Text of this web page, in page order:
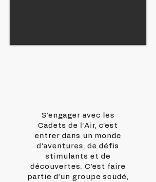
S’engager avec les
Cadets de l’Air, c’est
entrer dans un monde
d’aventures, de défis
stimulants et de
découvertes. C’est faire
partie d’un groupe soudé,